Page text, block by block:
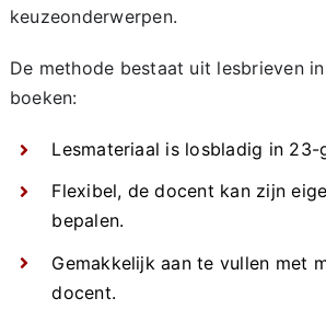
keuzeonderwerpen.
De methode bestaat uit lesbrieven
boeken:
Lesmateriaal is losbladig in 23-
Flexibel, de docent kan zijn
bepalen.
Gemakkelijk aan te vullen met
docent.